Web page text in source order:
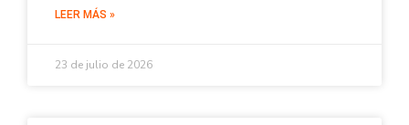
LEER MÁS »
23 de julio de 2026